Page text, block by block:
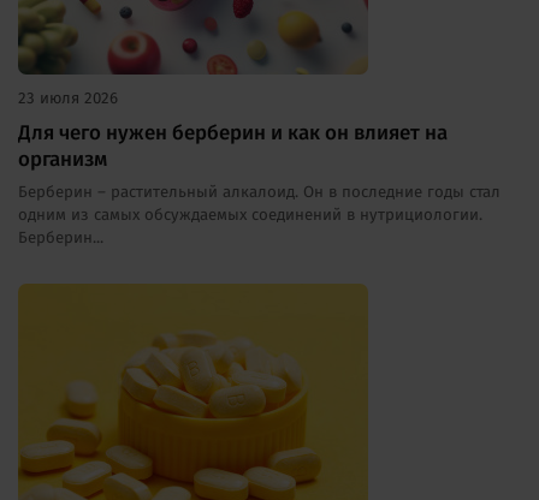
23 июля 2026
Для чего нужен берберин и как он влияет на
организм
Берберин – растительный алкалоид. Он в последние годы стал
одним из самых обсуждаемых соединений в нутрициологии.
Берберин...